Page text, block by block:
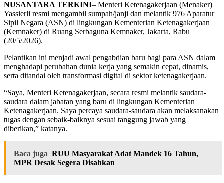
NUSANTARA TERKINI– Menteri Ketenagakerjaan (Menaker)
Yassierli resmi mengambil sumpah/janji dan melantik 976 Aparatur
Sipil Negara (ASN) di lingkungan Kementerian Ketenagakerjaan
(Kemnaker) di Ruang Serbaguna Kemnaker, Jakarta, Rabu
(20/5/2026).
Pelantikan ini menjadi awal pengabdian baru bagi para ASN dalam
menghadapi perubahan dunia kerja yang semakin cepat, dinamis,
serta ditandai oleh transformasi digital di sektor ketenagakerjaan.
“Saya, Menteri Ketenagakerjaan, secara resmi melantik saudara-
saudara dalam jabatan yang baru di lingkungan Kementerian
Ketenagakerjaan. Saya percaya saudara-saudara akan melaksanakan
tugas dengan sebaik-baiknya sesuai tanggung jawab yang
diberikan,” katanya.
Baca juga RUU Masyarakat Adat Mandek 16 Tahun,
MPR Desak Segera Disahkan